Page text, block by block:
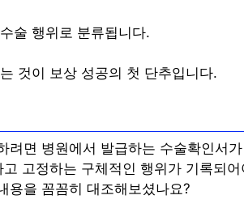
술 행위로 분류됩니다.
것이 보상 성공의 첫 단추입니다.
려면 병원에서 발급하는 수술확인서
고정하는 구체적인 행위가 기록되
용을 꼼꼼히 대조해보셨나요?